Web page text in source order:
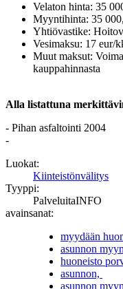
Velaton hinta: 35
Myyntihinta: 35
Yhtiövastike:
Vesimaksu: 17 eur/
Muut maksut:
kauppahinnasta
Alla listattuna
- Pihan asfaltointi 2004
-
Luokat:
Kiinteistönvälitys
Tyyppi:
PalveluitaINFO
avainsanat:
myydään
asunnon
huoneisto
asunnon,
asunnon